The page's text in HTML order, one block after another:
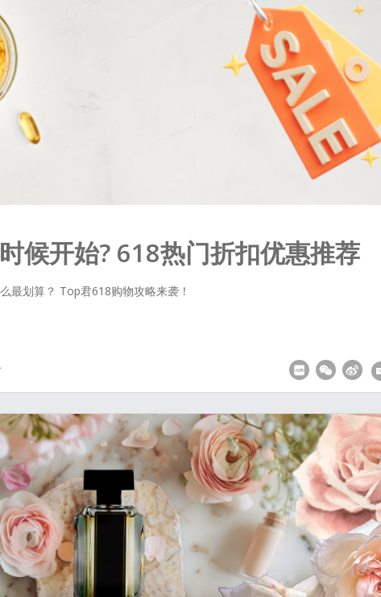
候开始? 618热门折扣优惠推荐
最划算？ Top君618购物攻略来袭！